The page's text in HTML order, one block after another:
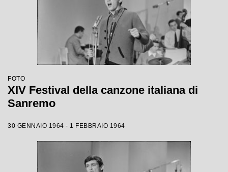
FOTO
XIV Festival della canzone italiana di
Sanremo
30 GENNAIO 1964 - 1 FEBBRAIO 1964